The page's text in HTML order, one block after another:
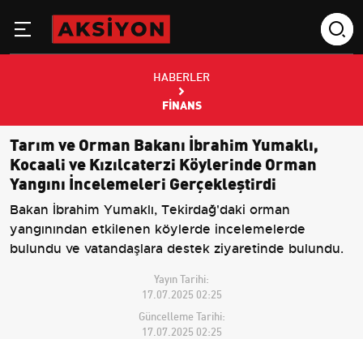
HABERLER
FINANS
Tarım ve Orman Bakanı İbrahim Yumaklı,
Kocaali ve Kızılcaterzi Köylerinde Orman
Yangını İncelemeleri Gerçekleştirdi
Bakan İbrahim Yumaklı, Tekirdağ'daki orman
yangınından etkilenen köylerde incelemelerde
bulundu ve vatandaşlara destek ziyaretinde bulundu.
Yayın Tarihi:
17.07.2025 02:25
Güncelleme Tarihi:
17.07.2025 02:25